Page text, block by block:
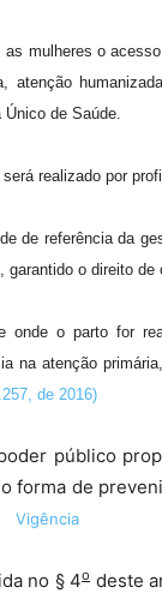
mulheres o
atenção
de Saúde.
realizado por
de referência da
garantido o direito de
o parto for
na atenção
de 2016)
público
forma de
Vigência
no § 4odeste